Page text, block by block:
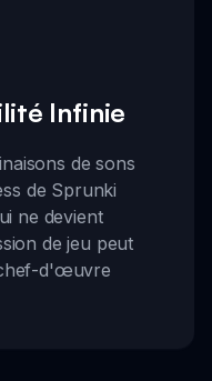
Infinie
de sons
de Sprunki
ne devient
de jeu peut
d'œuvre